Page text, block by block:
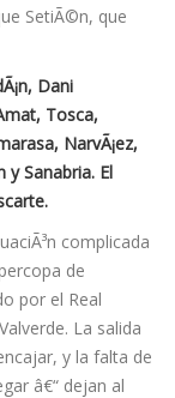
SetiÃ©n, que
Dani
Tosca,
NarvÃ¡ez,
y Sanabria. El
complicada
de
por el Real
La salida
y la falta de
â€“ dejan al